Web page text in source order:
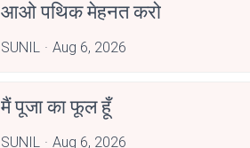
आओ पथिक मेहनत करो
SUNIL Aug 6, 2026
मैं पूजा का फूल हूँ
SUNIL Aug 6, 2026